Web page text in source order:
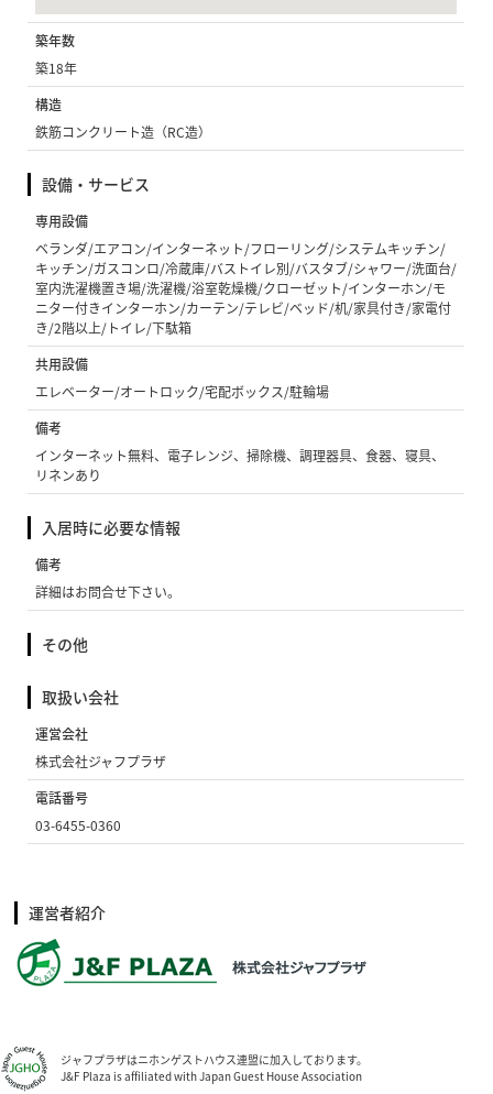
築年数
築18年
構造
鉄筋コンクリート造（RC造）
設備・サービス
専用設備
ベランダ/エアコン/インターネット/フローリング/システムキッチン/
キッチン/ガスコンロ/冷蔵庫/バストイレ別/バスタブ/シャワー/洗面台/
室内洗濯機置き場/洗濯機/浴室乾燥機/クローゼット/インターホン/モ
ニター付きインターホン/カーテン/テレビ/ベッド/机/家具付き/家電付
き/2階以上/トイレ/下駄箱
共用設備
エレベーター/オートロック/宅配ボックス/駐輪場
備考
インターネット無料、電子レンジ、掃除機、調理器具、食器、寝具、
リネンあり
入居時に必要な情報
備考
詳細はお問合せ下さい。
その他
取扱い会社
運営会社
株式会社ジャフプラザ
電話番号
03-6455-0360
運営者紹介
ジャフプラザはニホンゲストハウス連盟に加入しております。
J&F Plaza is affiliated with Japan Guest House Association